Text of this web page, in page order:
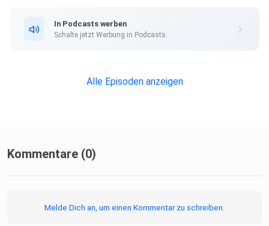
an eurer
darauf wartest, dass ein*e andere*r für deine entspannte
In Podcasts werben
Schalte jetzt Werbung in Podcasts.
Alle Episoden anzeigen
Kommentare (0)
Melde Dich an, um einen Kommentar zu schreiben.